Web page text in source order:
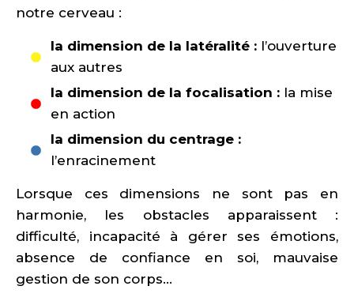
notre cerveau :
la dimension de la latéralité : l’ouverture
aux autres
la dimension de la focalisation : la mise
en action
la dimension du centrage :
l’enracinement
Lorsque ces dimensions ne sont pas en
harmonie, les obstacles apparaissent :
difficulté, incapacité à gérer ses émotions,
absence de confiance en soi, mauvaise
gestion de son corps…